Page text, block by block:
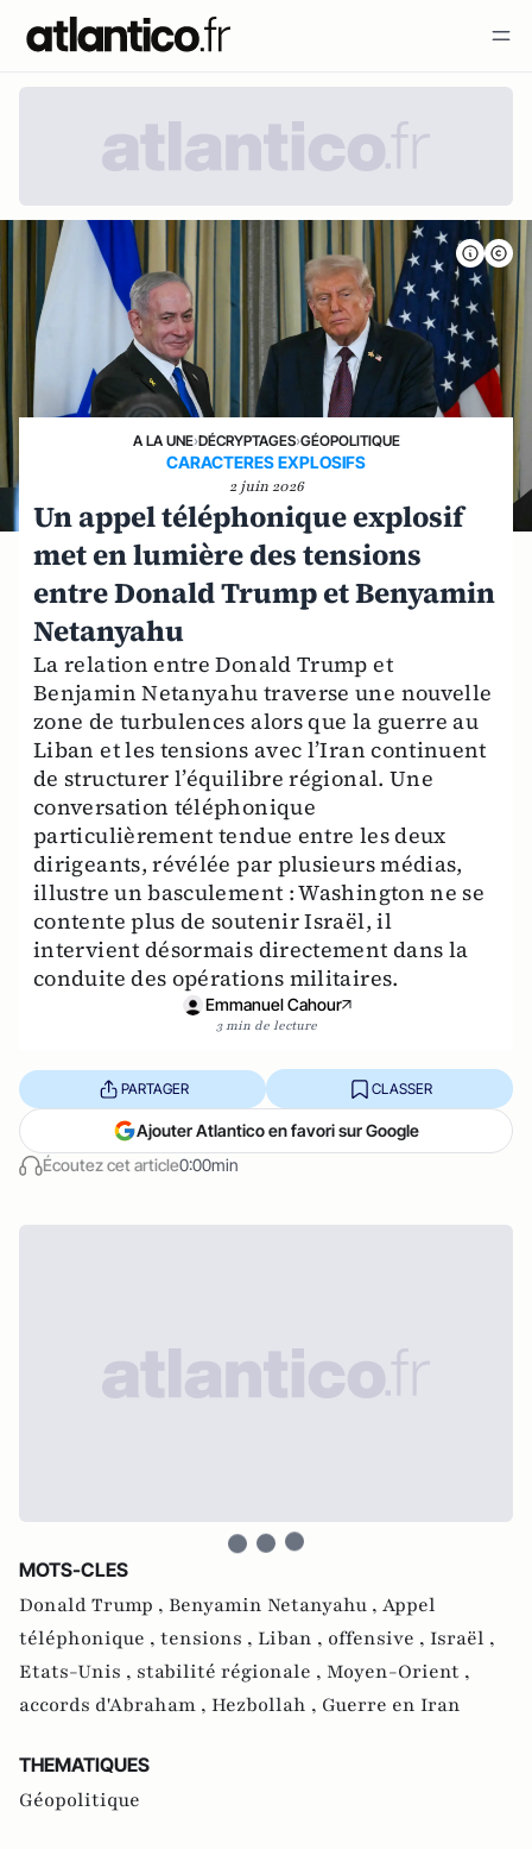
A LA UNE›DÉCRYPTAGES›GÉOPOLITIQUE
CARACTERES EXPLOSIFS
2 juin 2026
Un appel téléphonique explosif
met en lumière des tensions
entre Donald Trump et Benyamin
Netanyahu
La relation entre Donald Trump et
Benjamin Netanyahu traverse une nouvelle
zone de turbulences alors que la guerre au
Liban et les tensions avec l’Iran continuent
de structurer l’équilibre régional. Une
conversation téléphonique
particulièrement tendue entre les deux
dirigeants, révélée par plusieurs médias,
illustre un basculement : Washington ne se
contente plus de soutenir Israël, il
intervient désormais directement dans la
conduite des opérations militaires.
Emmanuel Cahour
3 min de lecture
Écoutez cet article0:00min
PARTAGER CLASSER
Ajouter Atlantico en favori sur Google
MOTS-CLES
Donald Trump , Benyamin Netanyahu , Appel
téléphonique , tensions , Liban , offensive , Israël ,
Etats-Unis , stabilité régionale , Moyen-Orient ,
accords d'Abraham , Hezbollah , Guerre en Iran
THEMATIQUES
Géopolitique